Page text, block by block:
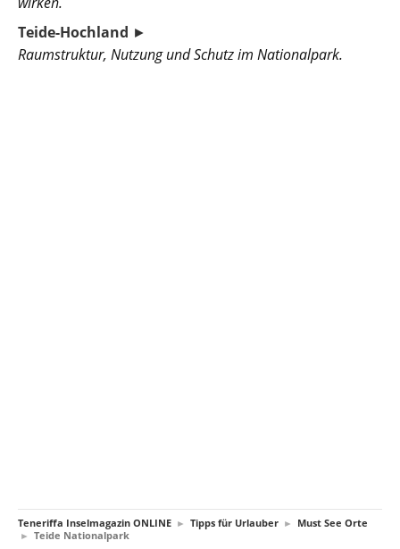
Teide-Hochland ►
Raumstruktur, Nutzung und Schutz im Nationalpark.
Teneriffa Inselmagazin ONLINE ► Tipps für Urlauber ► Must See Orte
► Teide Nationalpark